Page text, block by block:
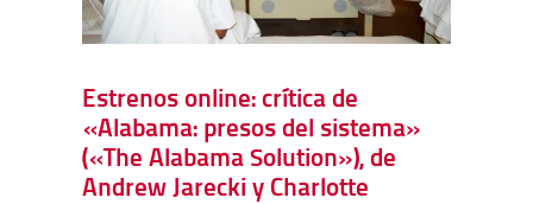
Estrenos online: crítica de
«Alabama: presos del sistema»
(«The Alabama Solution»), de
Andrew Jarecki y Charlotte